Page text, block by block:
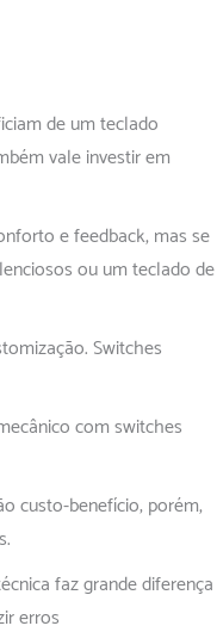
de um teclado
vale investir em
e feedback, mas se
ou um teclado de
Switches
com switches
custo-benefício; porém,
faz grande diferença
erros